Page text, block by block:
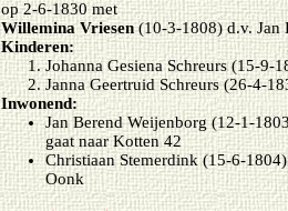
op 2-6-1830 met
Willemina Vriesen(10-3-1808) d.v. Jan
Kinderen:
Johanna Gesiena Schreurs (15-9-
Janna Geertruid Schreurs (26-4-
Inwonend:
Jan Berend Weijenborg (12-1-
gaat naar Kotten 42
Christiaan Stemerdink (15-6-
Oonk